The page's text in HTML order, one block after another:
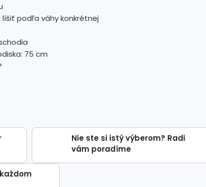
podľa váhy konkrétnej
75 cm
Nie ste si istý výberom? Radi
vám poradíme